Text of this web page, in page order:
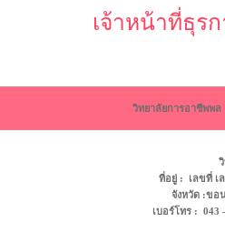
เจ้าหน้าที่ธุร
วิทยาลัยการอาชีพพ
ที่อยู่ : เลขที่ เ
จังหวัด :ข
เบอร์โทร :